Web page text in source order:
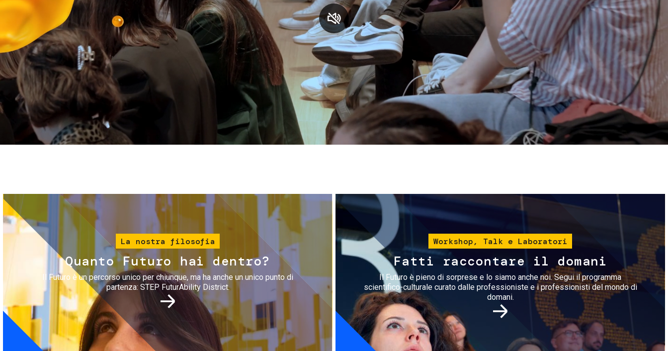
Servizi e accessibilità
Contatti
Biglietti
Immagine
La nostra filosofia
Quanto Futuro hai dentro?
Il Futuro è un percorso unico per chiunque, ma ha anche un unico punto di
partenza: STEP FuturAbility District.
Immagine
Workshop, Talk e Laboratori
Fatti raccontare il domani
Il Futuro è pieno di sorprese e lo siamo anche noi. Segui il programma
scientifico-culturale curato dalle professioniste e i professionisti del mondo di
domani.